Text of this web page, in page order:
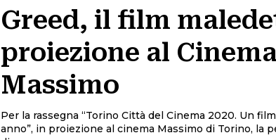
Greed, il film
proiezione al
Massimo
Per la rassegna “Torino Città del Cinema 2020. Un film lungo un
anno”, in proiezione al cinema Massimo di Torino, la